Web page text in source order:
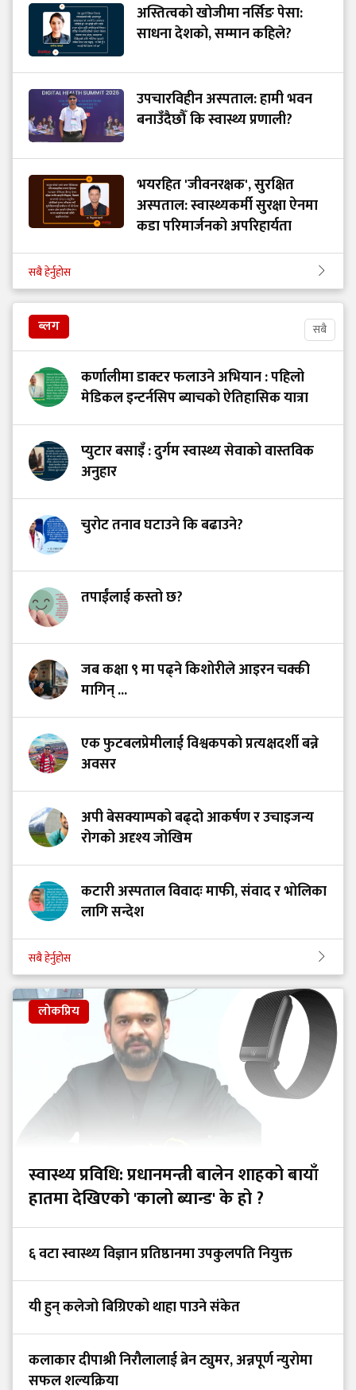
अस्तित्वको खोजीमा नर्सिङ पेसा:
साधना देशको, सम्मान कहिले?
उपचारविहीन अस्पताल: हामी भवन
बनाउँदैछौँ कि स्वास्थ्य प्रणाली?
भयरहित 'जीवनरक्षक', सुरक्षित
अस्पताल: स्वास्थ्यकर्मी सुरक्षा ऐनमा
कडा परिमार्जनको अपरिहार्यता
सबै हेर्नुहोस
ब्लग सबै
कर्णालीमा डाक्टर फलाउने अभियान : पहिलो
मेडिकल इन्टर्नसिप ब्याचको ऐतिहासिक यात्रा
प्युटार बसाइँ : दुर्गम स्वास्थ्य सेवाको वास्तविक
अनुहार
चुरोट तनाव घटाउने कि बढाउने?
तपाईंलाई कस्तो छ?
जब कक्षा ९ मा पढ्ने किशोरीले आइरन चक्की
मागिन् ...
एक फुटबलप्रेमीलाई विश्वकपको प्रत्यक्षदर्शी बन्ने
अवसर
अपी बेसक्याम्पको बढ्दो आकर्षण र उचाइजन्य
रोगको अदृश्य जोखिम
कटारी अस्पताल विवादः माफी, संवाद र भोलिका
लागि सन्देश
सबै हेर्नुहोस
लोकप्रिय
स्वास्थ्य प्रविधि: प्रधानमन्त्री बालेन शाहको बायाँ
हातमा देखिएको 'कालो ब्यान्ड' के हो ?
६ वटा स्वास्थ्य विज्ञान प्रतिष्ठानमा उपकुलपति नियुक्त
यी हुन् कलेजो बिग्रिएको थाहा पाउने संकेत
कलाकार दीपाश्री निरौलालाई ब्रेन ट्युमर, अन्नपूर्ण न्युरोमा
सफल शल्यक्रिया